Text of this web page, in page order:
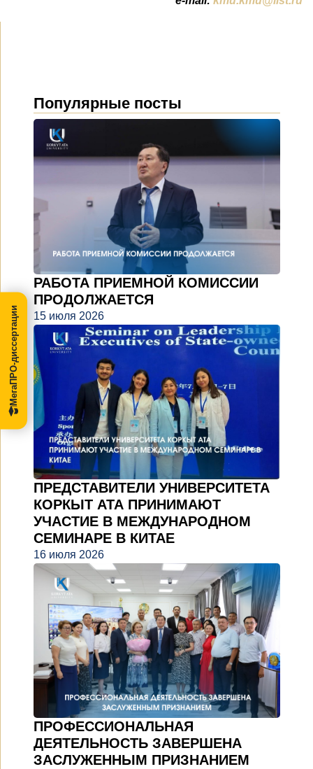
Популярные посты
РАБОТА ПРИЕМНОЙ КОМИССИИ
ПРОДОЛЖАЕТСЯ
15 июля 2026
ПРЕДСТАВИТЕЛИ УНИВЕРСИТЕТА
КОРКЫТ АТА ПРИНИМАЮТ
УЧАСТИЕ В МЕЖДУНАРОДНОМ
СЕМИНАРЕ В КИТАЕ
16 июля 2026
ПРОФЕССИОНАЛЬНАЯ
ДЕЯТЕЛЬНОСТЬ ЗАВЕРШЕНА
ЗАСЛУЖЕННЫМ ПРИЗНАНИЕМ
МегаПРО-диссертации